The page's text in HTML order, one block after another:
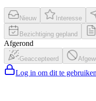
Nieuw Interesse
Bezichtiging gepland
Afgerond
Geaccepteerd
Log in om dit te gebruiken